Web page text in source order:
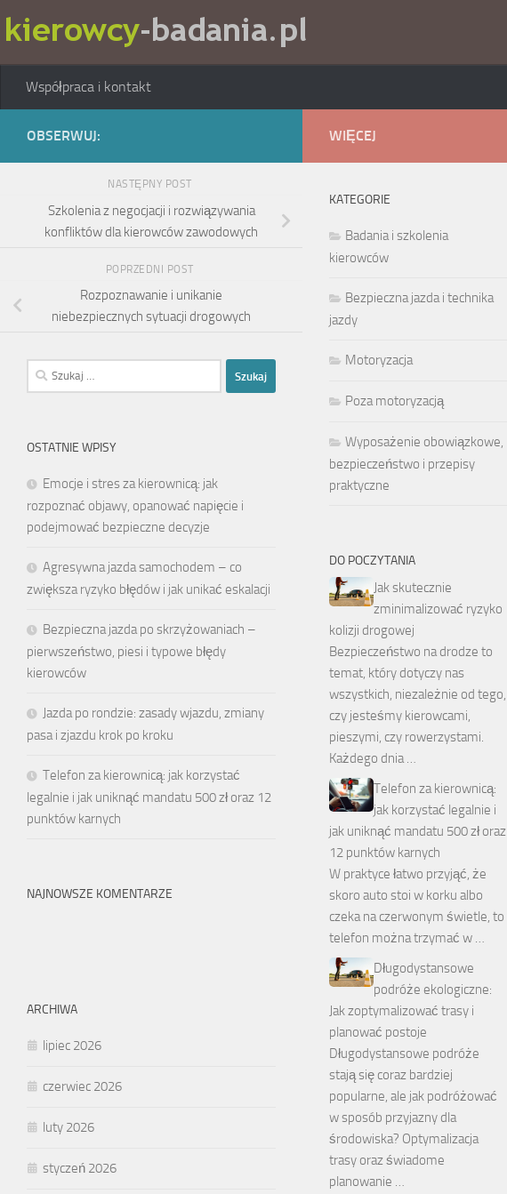
Skip to content
Współpraca i kontakt
OBSERWUJ:
NASTĘPNY POST
Szkolenia z negocjacji i rozwiązywania
konfliktów dla kierowców zawodowych
POPRZEDNI POST
Rozpoznawanie i unikanie
niebezpiecznych sytuacji drogowych
Szukaj:
OSTATNIE WPISY
Emocje i stres za kierownicą: jak
rozpoznać objawy, opanować napięcie i
podejmować bezpieczne decyzje
Agresywna jazda samochodem – co
zwiększa ryzyko błędów i jak unikać eskalacji
Bezpieczna jazda po skrzyżowaniach –
pierwszeństwo, piesi i typowe błędy
kierowców
Jazda po rondzie: zasady wjazdu, zmiany
pasa i zjazdu krok po kroku
Telefon za kierownicą: jak korzystać
legalnie i jak uniknąć mandatu 500 zł oraz 12
punktów karnych
NAJNOWSZE KOMENTARZE
ARCHIWA
lipiec 2026
czerwiec 2026
luty 2026
styczeń 2026
WIĘCEJ
KATEGORIE
Badania i szkolenia
kierowców
Bezpieczna jazda i technika
jazdy
Motoryzacja
Poza motoryzacją
Wyposażenie obowiązkowe,
bezpieczeństwo i przepisy
praktyczne
DO POCZYTANIA
Jak skutecznie
zminimalizować ryzyko
kolizji drogowej
Bezpieczeństwo na drodze to
temat, który dotyczy nas
wszystkich, niezależnie od tego,
czy jesteśmy kierowcami,
pieszymi, czy rowerzystami.
Każdego dnia …
Telefon za kierownicą:
jak korzystać legalnie i
jak uniknąć mandatu 500 zł oraz
12 punktów karnych
W praktyce łatwo przyjąć, że
skoro auto stoi w korku albo
czeka na czerwonym świetle, to
telefon można trzymać w …
Długodystansowe
podróże ekologiczne:
Jak zoptymalizować trasy i
planować postoje
Długodystansowe podróże
stają się coraz bardziej
popularne, ale jak podróżować
w sposób przyjazny dla
środowiska? Optymalizacja
trasy oraz świadome
planowanie …